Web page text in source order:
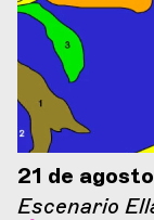
21 de
Escenario